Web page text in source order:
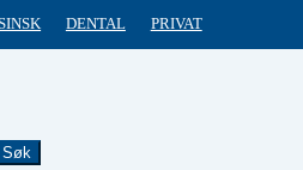
DENTAL PRIVAT
Søk